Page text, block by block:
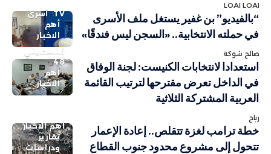
LOAI LOAI
TV أسرى
أهم
الاخبار
“بالفيديو” بن غفير يستغل ملف الأسرى
في حملته الانتخابية.. «السجن ليس فندقًا»
صالح شوكة
فلسطيني
48
أهم
الاخبار
استعدادا لانتخابات الكنيست: لجنة الوفاق
في الداخل تعرض مقترحها لترتيب القائمة
العربية المشتركة الثلاثية
رباح
أهم الاخبار
تقارير
ودراسات
خطة ترامب لغزة تتقلص.. إعادة الإعمار
تتحول إلى مشروع محدود جنوب القطاع